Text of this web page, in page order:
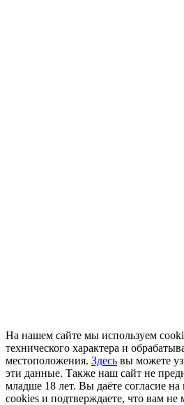
На нашем сайте мы используем
технического характера и
местоположения. Здесь вы можете
эти данные. Также наш сайт не
младше 18 лет. Вы даёте согласие
cookies и подтверждаете, что вам не